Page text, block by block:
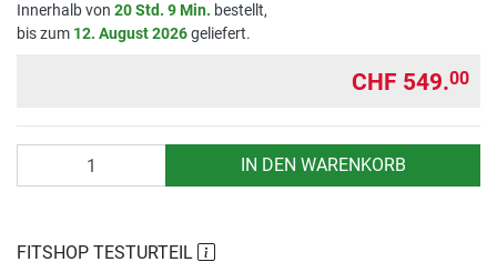
Innerhalb von 20 Std. 9 Min. bestellt,
bis zum 12. August 2026geliefert.
CHF 549.00
IN DEN WARENKORB
FITSHOP TESTURTEIL